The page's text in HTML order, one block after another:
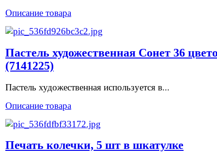
Описание товара
Пастель художественная Сонет 36
(7141225)
Пастель художественная используется в...
Описание товара
Печать колечки, 5 шт в шкатулке